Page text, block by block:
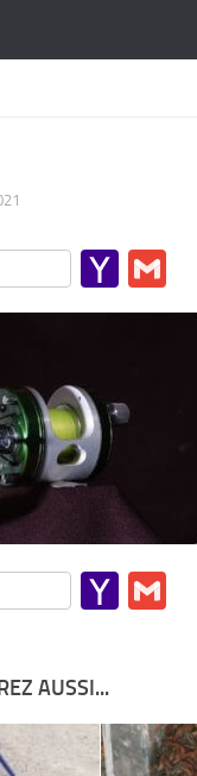
Yahoo
Mail
Yahoo
AUSSI...